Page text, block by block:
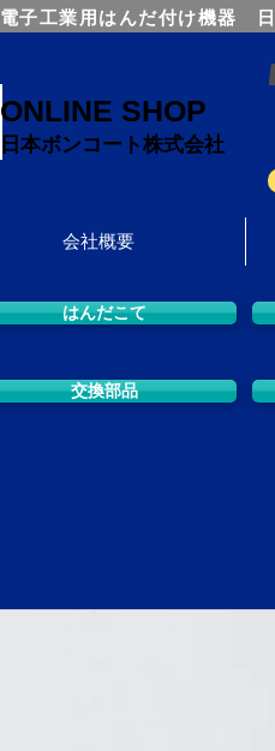
電子工業用はんだ付け機器
ONLINE SHOP
日本ボンコート株式会社
会社概要
はんだこて
交換部品